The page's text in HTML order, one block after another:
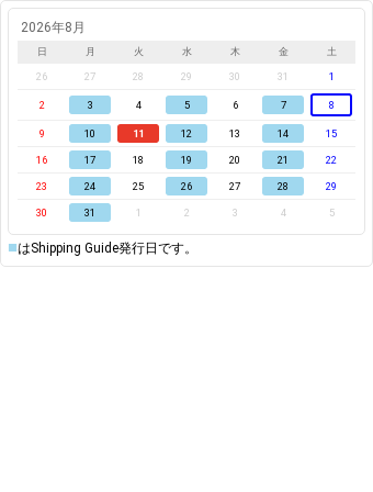
2026年8月
日 月 火 水 木 金 土
26 27 28 29 30 31 1
2 3 4 5 6 7 8
9 10 11 12 13 14 15
16 17 18 19 20 21 22
23 24 25 26 27 28 29
30 31 1 2 3 4 5
■はShipping Guide発行日です。